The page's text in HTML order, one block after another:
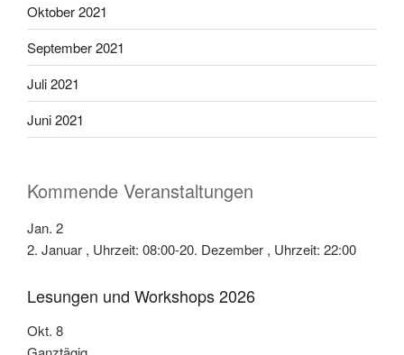
Oktober 2021
September 2021
Juli 2021
Juni 2021
Kommende Veranstaltungen
Jan. 2
2. Januar , Uhrzeit: 08:00-20. Dezember , Uhrzeit: 22:00
Lesungen und Workshops 2026
Okt. 8